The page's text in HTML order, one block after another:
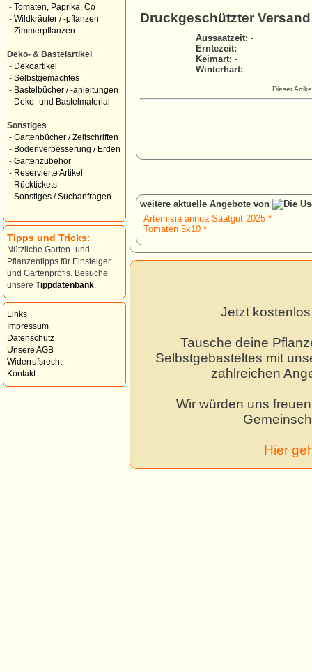
- Tomaten, Paprika, Co
- Wildkräuter / -pflanzen
- Zimmerpflanzen
Deko- & Bastelartikel
- Dekoartikel
- Selbstgemachtes
- Bastelbücher / -anleitungen
- Deko- und Bastelmaterial
Sonstiges
- Gartenbücher / Zeitschriften
- Bodenverbesserung / Erden
- Gartenzubehör
- Reservierte Artikel
- Rücktickets
- Sonstiges / Suchanfragen
Tipps und Tricks:
Nützliche Garten- und
Pflanzentipps für Einsteiger
und Gartenprofis. Besuche
unsere Tippdatenbank
Links
Impressum
Datenschutz
Unsere AGB
Widerrufsrecht
Kontakt
Druckgeschützter Versand
Aussaatzeit: -
Erntezeit: -
Keimart: -
Winterhart: -
Dieser
weitere aktuelle Angebote von
Artemisia annua Saatgut 2025 *
Tomaten 5x10 *
Jetzt
Tausche deine
Selbstgebasteltes mit
zahlreichen
Wir würden uns
Hier